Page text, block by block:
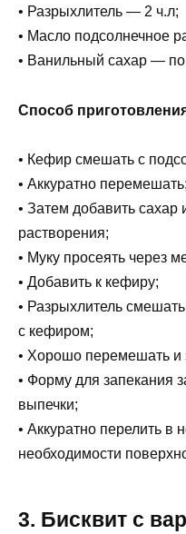
• Разрыхлитель — 2 ч.л;
• Масло подсолнечное
• Ванильный сахар — по
Способ
• Кефир смешать с
• Аккуратно перемешать;
• Затем добавить
растворения;
• Муку просеять через
• Добавить к кефиру;
• Разрыхлитель
с кефиром;
• Хорошо перемешать и
• Форму для запекания
выпечки;
• Аккуратно перелить в
необходимости
3. Бисквит с